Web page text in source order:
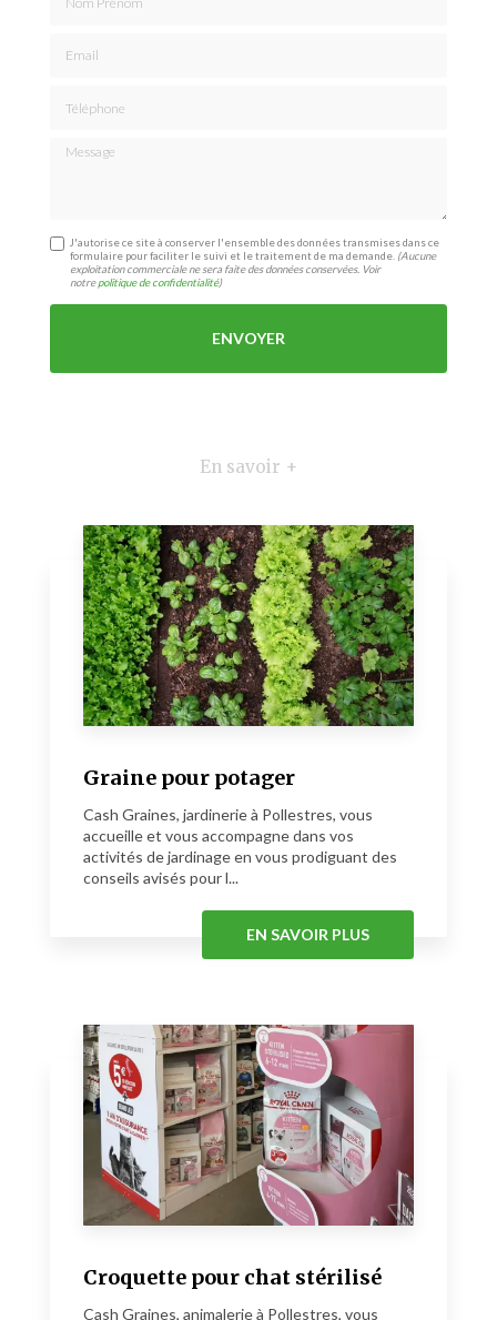
Message
J'autorise ce site à conserver l'ensemble des données transmises dans ce
formulaire pour faciliter le suivi et le traitement de ma demande. (Aucune
exploitation commerciale ne sera faite des données conservées. Voir
notrepolitique de confidentialité)
En savoir +
Graine pour potager
Cash Graines, jardinerie à Pollestres, vous
accueille et vous accompagne dans vos
activités de jardinage en vous prodiguant des
conseils avisés pour l...
EN SAVOIR PLUS
Croquette pour chat stérilisé
Cash Graines, animalerie à Pollestres, vous